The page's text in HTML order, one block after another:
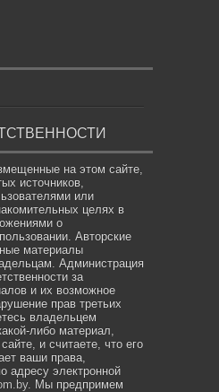
на этом сайте,
источников,
или
целях в
о
Авторские
материалы
Администрация
за
и их возможное
прав третьих
владельцем
либо материал,
и считаете, что его
ваши права,
адресу электронной
. Мы предпримем